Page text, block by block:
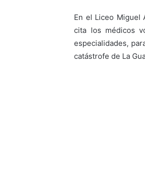
En el Liceo Miguel
cita los médicos
especialidades,
catástrofe de La